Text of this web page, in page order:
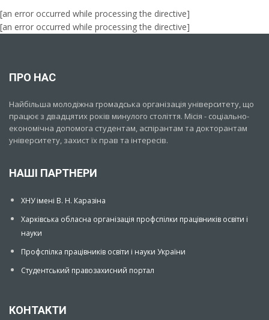
[an error occurred while processing the directive]
[an error occurred while processing the directive]
ПРО НАС
Найбільша молодіжна громадська організація університету, що
працює з двадцятих років минулого століття. Місія - соціально-
економічна допомога студентам, аспірантам та докторантам
університету, захист їх прав та інтересів.
НАШІ ПАРТНЕРИ
ХНУ імені В. Н. Каразіна
Харківська обласна організація профспілки працівників освіти і
науки
Профспілка працівників освіти і науки України
Студентський правозахисний портал
КОНТАКТИ